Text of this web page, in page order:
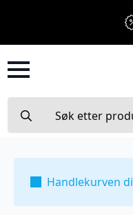
for:
Handlekurven